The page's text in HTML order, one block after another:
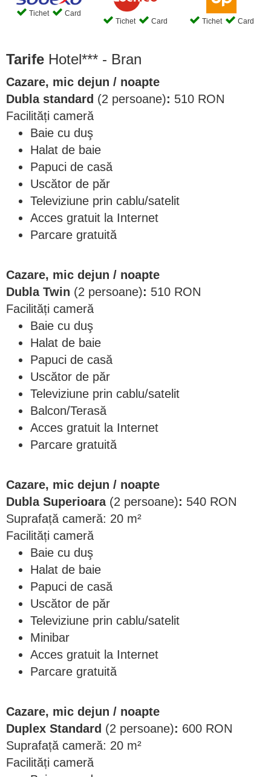
Tichet
Card
Tichet
Card Tichet Card
Tarife Hotel*** - Bran
Cazare, mic dejun / noapte
Dubla standard (2 persoane): 510 RON
Facilități cameră
Baie cu duş
Halat de baie
Papuci de casă
Uscător de păr
Televiziune prin cablu/satelit
Acces gratuit la Internet
Parcare gratuită
Cazare, mic dejun / noapte
Dubla Twin (2 persoane): 510 RON
Facilități cameră
Baie cu duş
Halat de baie
Papuci de casă
Uscător de păr
Televiziune prin cablu/satelit
Balcon/Terasă
Acces gratuit la Internet
Parcare gratuită
Cazare, mic dejun / noapte
Dubla Superioara (2 persoane): 540 RON
Suprafață cameră: 20 m²
Facilități cameră
Baie cu duş
Halat de baie
Papuci de casă
Uscător de păr
Televiziune prin cablu/satelit
Minibar
Acces gratuit la Internet
Parcare gratuită
Cazare, mic dejun / noapte
Duplex Standard (2 persoane): 600 RON
Suprafață cameră: 20 m²
Facilități cameră